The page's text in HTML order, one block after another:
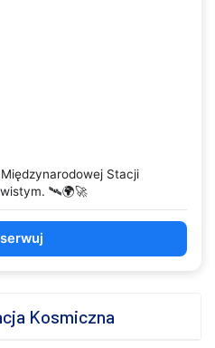
Stacji
🛰️🌍🚀
Kosmiczna